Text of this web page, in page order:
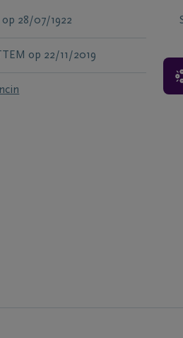
op 28/07/1922
op 22/11/2019